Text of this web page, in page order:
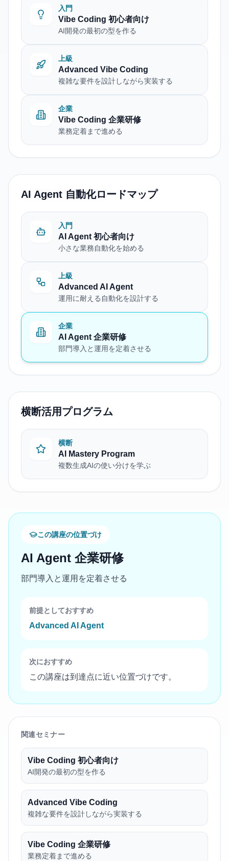
入門
Vibe Coding 初心者向け
AI開発の最初の型を作る
上級
Advanced Vibe Coding
複雑な要件を設計しながら実装する
企業
Vibe Coding 企業研修
業務定着まで進める
AI Agent 自動化ロードマップ
入門
AI Agent 初心者向け
小さな業務自動化を始める
上級
Advanced AI Agent
運用に耐える自動化を設計する
企業
AI Agent 企業研修
部門導入と運用を定着させる
横断活用プログラム
横断
AI Mastery Program
複数生成AIの使い分けを学ぶ
この講座の位置づけ
AI Agent 企業研修
部門導入と運用を定着させる
前提としておすすめ
Advanced AI Agent
次におすすめ
この講座は到達点に近い位置づけです。
関連セミナー
Vibe Coding 初心者向け
AI開発の最初の型を作る
Advanced Vibe Coding
複雑な要件を設計しながら実装する
Vibe Coding 企業研修
業務定着まで進める